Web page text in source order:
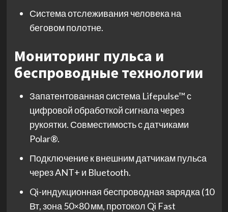
Система отслеживания человека на
беговом полотне.
Мониторинг пульса и
беспроводные технологии
Запатентованная система Lifepulse™ с
цифровой обработкой сигнала через
рукоятки. Совместимость с датчиками
Polar®.
Подключение к внешним датчикам пульса
через ANT+ и Bluetooth.
Qi-индукционная беспроводная зарядка (10
Вт, зона 50×80 мм, протокол Qi Fast